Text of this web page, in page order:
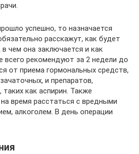
успешно, то назначается
расскажут, как будет
чем она заключается и как
всего рекомендуют за 2 недели до
от приема гормональных средств,
и препаратов,
как аспирин. Также
время расстаться с вредными
алкоголем. В день операции